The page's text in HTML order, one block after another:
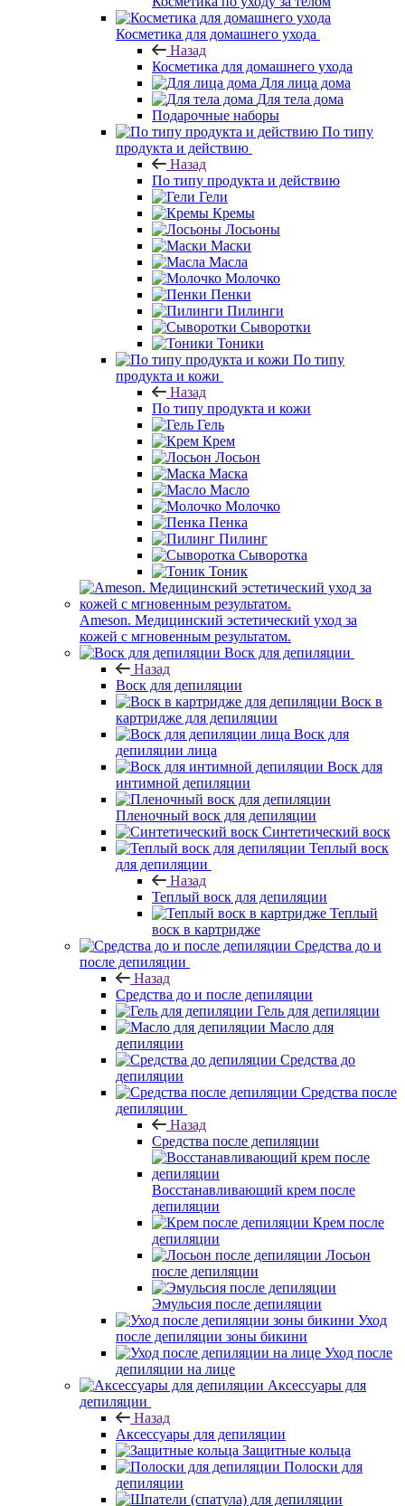
Косметика для домашнего ухода
Назад
Косметика для домашнего ухода
Для лица дома
Для тела дома
Подарочные наборы
По типу
продукта и действию
Назад
По типу продукта и действию
Гели
Кремы
Лосьоны
Маски
Масла
Молочко
Пенки
Пилинги
Сыворотки
Тоники
По типу
продукта и кожи
Назад
По типу продукта и кожи
Гель
Крем
Лосьон
Маска
Масло
Молочко
Пенка
Пилинг
Сыворотка
Тоник
Ameson. Медицинский эстетический уход за
кожей с мгновенным результатом.
Воск для депиляции
Назад
Воск для депиляции
Воск в
картридже для депиляции
Воск для
депиляции лица
Воск для
интимной депиляции
Пленочный воск для депиляции
Синтетический воск
Теплый воск
для депиляции
Назад
Теплый воск для депиляции
Теплый
воск в картридже
Средства до и
после депиляции
Назад
Средства до и после депиляции
Гель для депиляции
Масло для
депиляции
Средства до
депиляции
Средства после
депиляции
Назад
Средства после депиляции
Восстанавливающий крем после
депиляции
Крем после
депиляции
Лосьон
после депиляции
Эмульсия после депиляции
Уход
после депиляции зоны бикини
Уход после
депиляции на лице
Аксессуары для
депиляции
Назад
Аксессуары для депиляции
Защитные кольца
Полоски для
депиляции